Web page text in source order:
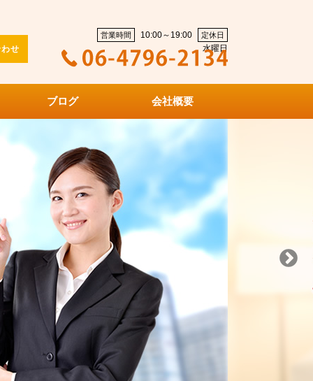
せ
営業時間 10:00～19:00 定休日
水曜日
ブログ 会社概要